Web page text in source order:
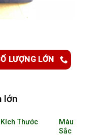
LƯỢNG LỚN
lớn
Kích Thước
Màu
Sắc